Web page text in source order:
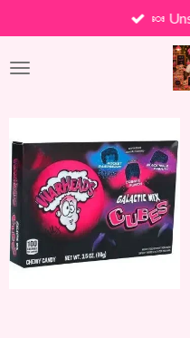
Hauptinhalt
springen
🍬